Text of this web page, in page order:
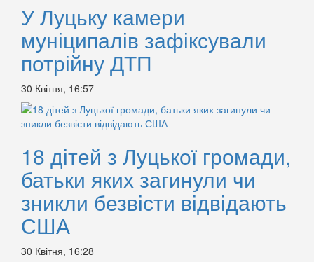
У Луцьку камери
муніципалів зафіксували
потрійну ДТП
30 Квітня, 16:57
18 дітей з Луцької громади,
батьки яких загинули чи
зникли безвісти відвідають
США
30 Квітня, 16:28